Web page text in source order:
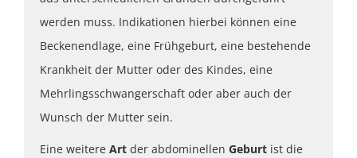
werden muss. Indikationen hierbei können eine
Beckenendlage, eine Frühgeburt, eine bestehende
Krankheit der Mutter oder des Kindes, eine
Mehrlingsschwangerschaft oder aber auch der
Wunsch der Mutter sein.
Eine weitere Art der abdominellen Geburt ist die